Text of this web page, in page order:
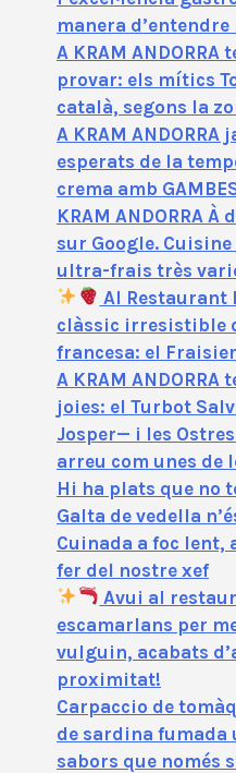
manera
A KRAM
provar: els mítics
català, segons la
A KRAM
esperats de la
crema amb
KRAM ANDORRA
sur Google.
ultra-frais très
Al Restaurant
clàssic irresistible
francesa: el
A KRAM
joies: el Turbot
Josper— i les
arreu com unes de
Hi ha plats que no
Galta de vedella
Cuinada a foc lent,
fer del nostre xef
Avui al
escamarlans per
vulguin, acabats
proximitat!
Carpaccio de
de sardina fumada
sabors que només